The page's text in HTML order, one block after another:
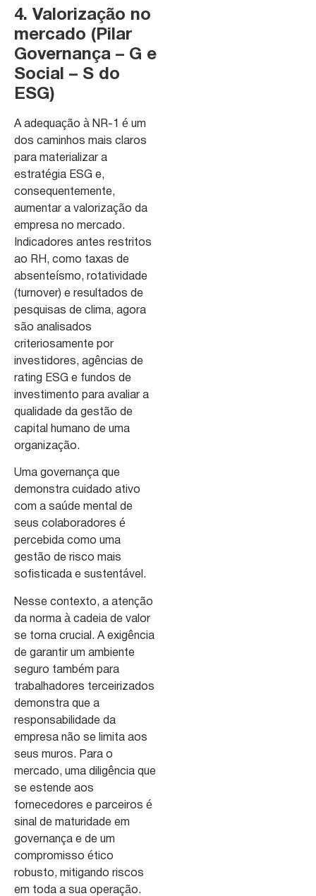
4. Valorização no
mercado (Pilar
Governança – G e
Social – S do
ESG)
A adequação à NR-1 é um
dos caminhos mais claros
para materializar a
estratégia ESG e,
consequentemente,
aumentar a valorização da
empresa no mercado.
Indicadores antes restritos
ao RH, como taxas de
absenteísmo, rotatividade
(turnover) e resultados de
pesquisas de clima, agora
são analisados
criteriosamente por
investidores, agências de
rating ESG e fundos de
investimento para avaliar a
qualidade da gestão de
capital humano de uma
organização.
Uma governança que
demonstra cuidado ativo
com a saúde mental de
seus colaboradores é
percebida como uma
gestão de risco mais
sofisticada e sustentável.
Nesse contexto, a atenção
da norma à cadeia de valor
se torna crucial. A exigência
de garantir um ambiente
seguro também para
trabalhadores terceirizados
demonstra que a
responsabilidade da
empresa não se limita aos
seus muros. Para o
mercado, uma diligência que
se estende aos
fornecedores e parceiros é
sinal de maturidade em
governança e de um
compromisso ético
robusto, mitigando riscos
em toda a sua operação.